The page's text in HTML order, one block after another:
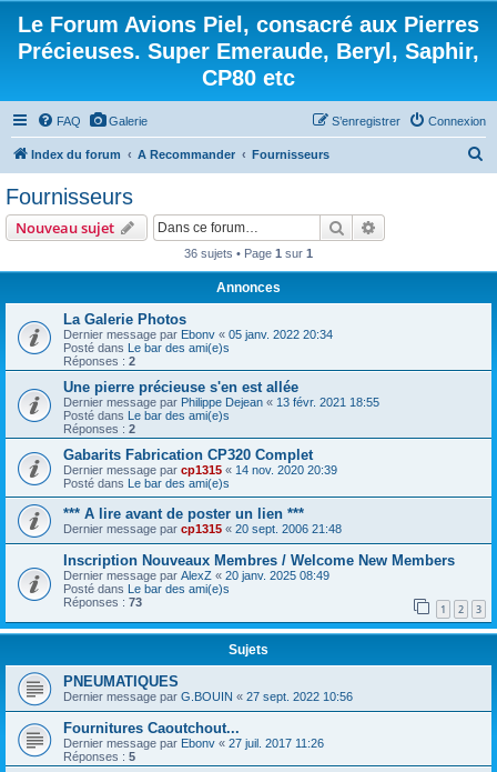
Le Forum Avions Piel, consacré aux Pierres
Précieuses. Super Emeraude, Beryl, Saphir,
CP80 etc
FAQ Galerie Connexion
S’enregistrer
Index du forum A Recommander Fournisseurs
Fournisseurs
Nouveau sujet Rechercher
36 sujets • Page 1 sur 1
Annonces
La Galerie Photos
Dernier message par Ebonv « 05 janv. 2022 20:34
Posté dans Le bar des ami(e)s
Réponses : 2
Une pierre précieuse s'en est allée
Dernier message par Philippe Dejean « 13 févr. 2021 18:55
Posté dans Le bar des ami(e)s
Réponses : 2
Gabarits Fabrication CP320 Complet
Dernier message par cp1315 « 14 nov. 2020 20:39
Posté dans Le bar des ami(e)s
*** A lire avant de poster un lien ***
Dernier message par cp1315 « 20 sept. 2006 21:48
Inscription Nouveaux Membres / Welcome New Members
Dernier message par AlexZ « 20 janv. 2025 08:49
Posté dans Le bar des ami(e)s
Réponses : 73 1 2 3
Sujets
PNEUMATIQUES
Dernier message par G.BOUIN « 27 sept. 2022 10:56
Fournitures Caoutchout...
Dernier message par Ebonv « 27 juil. 2017 11:26
Réponses : 5